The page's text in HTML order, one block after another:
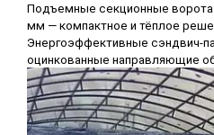
Подъемные секционные ворота
мм — компактное и тёплое
Энергоэффективные
оцинкованные направляющие